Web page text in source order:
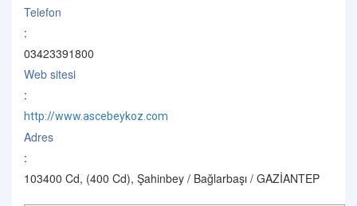
Telefon
:
03423391800
Web sitesi
:
http://www.ascebeykoz.com
Adres
:
103400 Cd, (400 Cd), Şahinbey / Bağlarbaşı / GAZİANTEP